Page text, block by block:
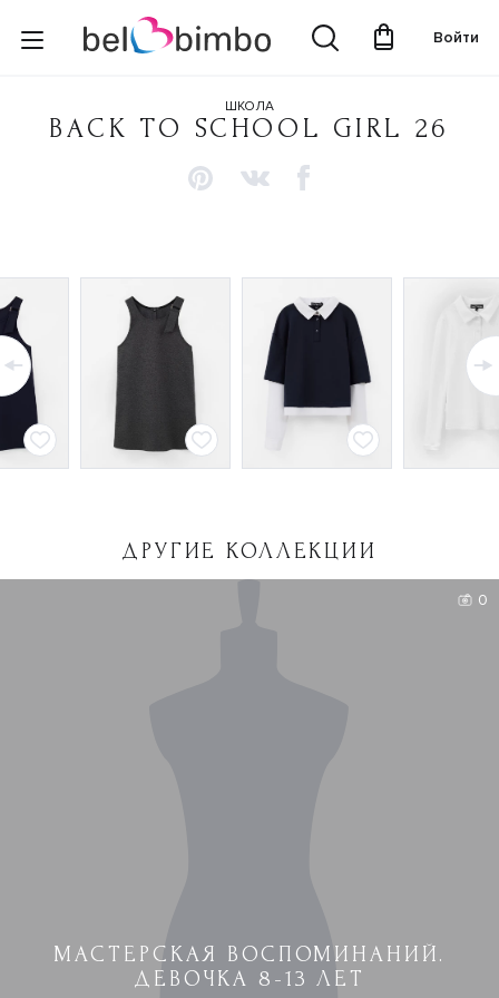
Войти
ШКОЛА
BACK TO SCHOOL GIRL 26
ДРУГИЕ КОЛЛЕКЦИИ
МАСТЕРСКАЯ ВОСПОМИНАНИЙ.
ДЕВОЧКА 8-13 ЛЕТ
0